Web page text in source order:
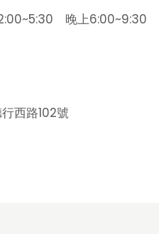
晚上6:00~9:30
西路102號